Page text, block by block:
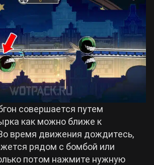
совершается путем
как можно ближе к
время движения дождитесь,
рядом с бомбой или
потом нажмите нужную